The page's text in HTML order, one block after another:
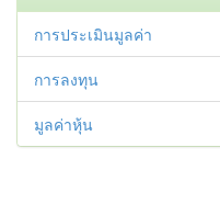
การประเมินมูลค่า
การลงทุน
มูลค่าหุ้น